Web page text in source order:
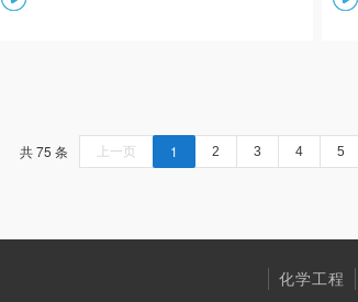
共 75 条 上一页 1 2 3 4 5
化学工程